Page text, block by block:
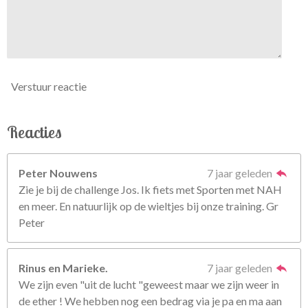
Verstuur reactie
Reacties
Peter Nouwens
7 jaar geleden
Zie je bij de challenge Jos. Ik fiets met Sporten met NAH
en meer. En natuurlijk op de wieltjes bij onze training. Gr
Peter
Rinus en Marieke.
7 jaar geleden
We zijn even "uit de lucht "geweest maar we zijn weer in
de ether ! We hebben nog een bedrag via je pa en ma aan